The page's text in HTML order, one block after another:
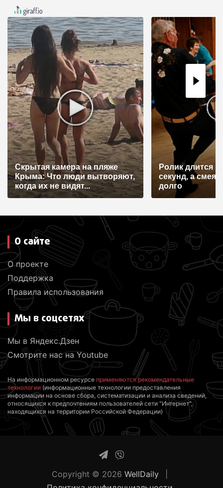
Скрытая камера на пляже
Крыма: Что люди вытворяют,
когда их не видят...
Ролик длится
секунд, а
долго
О сайте
О проекте
Поддержка
Правила использования
Мы в соцсетях
Мы в Яндекс.Дзен
Смотрите нас на Youtube
На информационном ресурсе применяются рекомендательные
технологии (информационные технологии предоставления
информации на основе сбора, систематизации и анализа сведений,
относящихся к предпочтениям пользователей сети "Интернет",
находящихся на территории Российской Федерации)
Copyright © 2026 WellDaily